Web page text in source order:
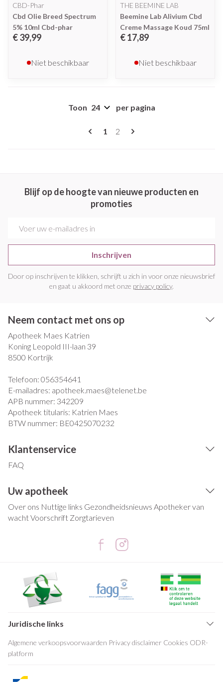
CBD-Phar
Cbd Olie Breed Spectrum
5% 10ml Cbd-phar
€ 39,99
Niet beschikbaar
THE BEEMINE LAB
Beemine Lab Alivium Cbd
Creme Massage Koud 75ml
€ 17,89
Niet beschikbaar
Pagina's
U lees momenteel pagina
1 Pagina
2
Toon per pagina
Blijf op de hoogte van nieuwe producten en
promoties
Inschrijven
Door op inschrijven te klikken, schrijft u zich in voor onze nieuwsbrief
en gaat u akkoord met onze privacy policy.
Neem contact met ons op
Apotheek Maes Katrien
Koning Leopold III-laan 39
8500 Kortrijk
Telefoon: 056354641
E-mailadres: apotheek.maes@telenet.be
APB nummer: 342209
Apotheek titularis: Katrien Maes
BTW nummer: BE0425070232
Klantenservice
FAQ
Uw apotheek
Over ons Nuttige links Gezondheidsnieuws Apotheker van
wachtVoorschrift Zorgtarieven
Juridische links
Algemene verkoopsvoorwaarden Privacy disclaimer Cookies ODR-
platform